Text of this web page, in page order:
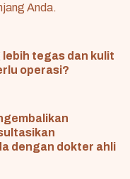
Anda.
tegas dan kulit
operasi?
dengan dokter ahli